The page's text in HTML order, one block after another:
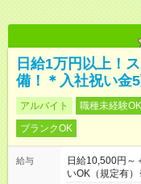
日給1万円以上！
備！＊入社祝い金5
アルバイト 職種未経験OK
ブランクOK
給与
日給10,500円
いOK（規定有